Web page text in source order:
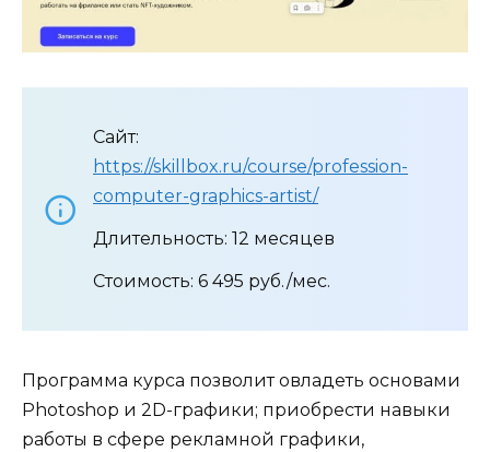
Сайт:
https://skillbox.ru/course/profession-
computer-graphics-artist/
Длительность: 12 месяцев
Стоимость: 6 495 руб./мес.
Программа курса позволит овладеть основами
Photoshop и 2D-графики; приобрести навыки
работы в сфере рекламной графики,